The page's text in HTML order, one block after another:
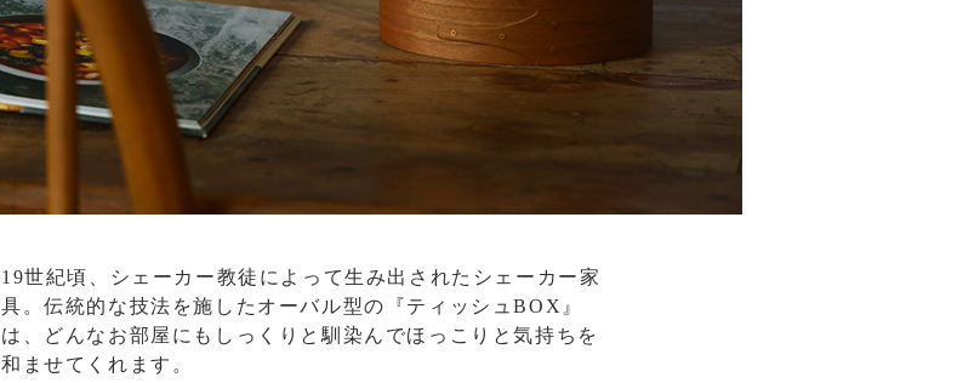
19世紀頃、シェーカー教徒によって生み出されたシェーカー家
具。伝統的な技法を施したオーバル型の『ティッシュBOX』
は、どんなお部屋にもしっくりと馴染んでほっこりと気持ちを
和ませてくれます。